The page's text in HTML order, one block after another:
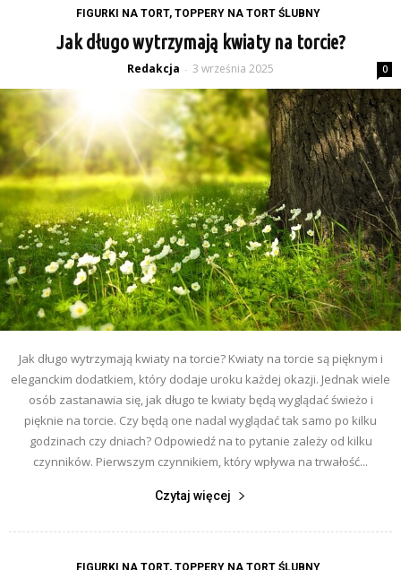
FIGURKI NA TORT, TOPPERY NA TORT ŚLUBNY
Jak długo wytrzymają kwiaty na torcie?
Redakcja - 3 września 2025 0
Jak długo wytrzymają kwiaty na torcie? Kwiaty na torcie są pięknym i
eleganckim dodatkiem, który dodaje uroku każdej okazji. Jednak wiele
osób zastanawia się, jak długo te kwiaty będą wyglądać świeżo i
pięknie na torcie. Czy będą one nadal wyglądać tak samo po kilku
godzinach czy dniach? Odpowiedź na to pytanie zależy od kilku
czynników. Pierwszym czynnikiem, który wpływa na trwałość...
Czytaj więcej
FIGURKI NA TORT, TOPPERY NA TORT ŚLUBNY